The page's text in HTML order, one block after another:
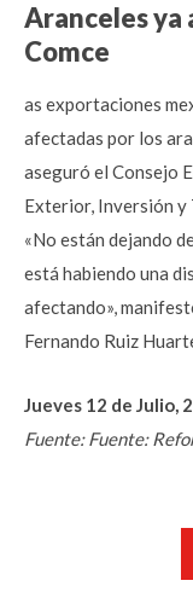
Aranceles
Comce
as exportaciones
afectadas por los
aseguró el Consejo
Exterior, Inversión y
«No están dejando
está habiendo una
afectando»,
Fernando Ruiz
Jueves 12 de Julio,
Fuente: Fuente: